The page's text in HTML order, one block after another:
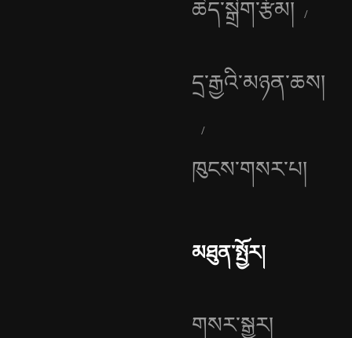
ཆེད་སྒྲིག་རྩོམ།
དྲ་རྒྱའི་མཉན་ཆས།
ཁུངས་གསར་པ།
མཐུན་སྤྱོར།
གསར་སྒྱུར།